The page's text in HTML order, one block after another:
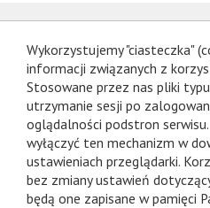
Wykorzystujemy "ciasteczka"
informacji związanych z
Stosowane przez nas pliki
utrzymanie sesji po
oglądalności podstron
wyłączyć ten mechanizm w
ustawieniach przeglądarki.
bez zmiany ustawień
będą one zapisane w pamięci